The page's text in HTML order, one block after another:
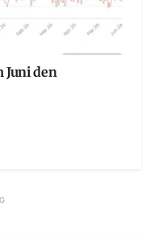
Juni den